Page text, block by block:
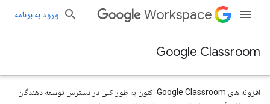
Workspace ورود به برنامه
Google Classroom
افزونه های Google Classroom اکنون به طور کلی در دسترس توسعه دهندگان